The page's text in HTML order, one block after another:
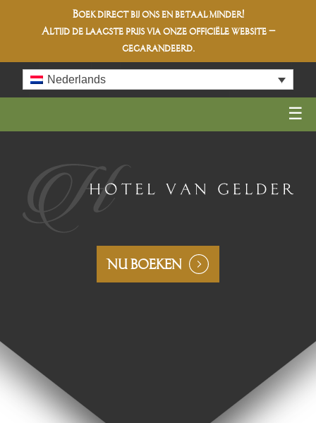
Boek direct bij ons en betaal minder!
Altijd delaagste prijsvia onze officiële website –
gegarandeerd.
NU BOEKEN
Nederlands